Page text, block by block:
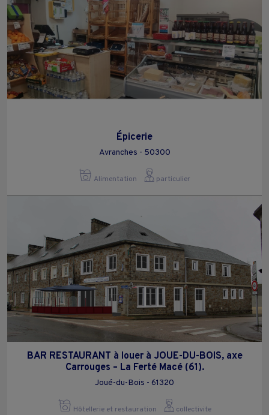
Épicerie
Avranches - 50300
Alimentation particulier
BAR RESTAURANT à louer à JOUE-DU-BOIS, axe
Carrouges – La Ferté Macé (61).
Joué-du-Bois - 61320
Hôtellerie et restauration collectivite